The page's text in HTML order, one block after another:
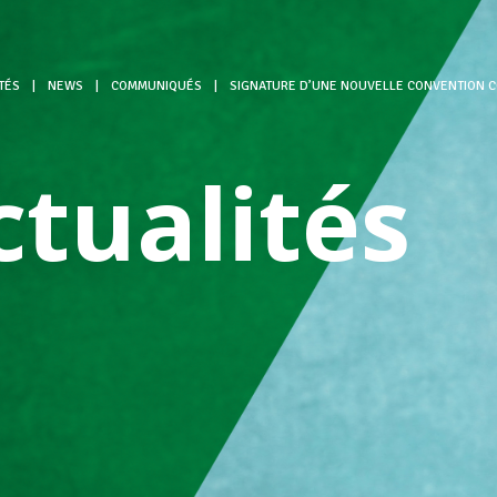
NEWS COMMUNIQUÉS SIGNATURE D’UNE NOUVELLE CONVENTION